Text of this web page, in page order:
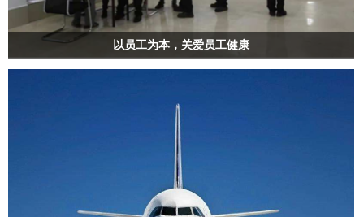
以员工为本，关爱员工健康